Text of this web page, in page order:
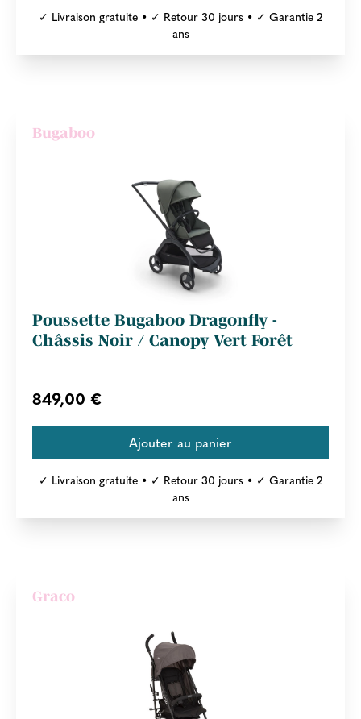
✓ Livraison gratuite • ✓ Retour 30 jours • ✓ Garantie 2
ans
Bugaboo
Poussette Bugaboo Dragonfly -
Châssis Noir / Canopy Vert Forêt
849,00 €
✓ Livraison gratuite • ✓ Retour 30 jours • ✓ Garantie 2
ans
Graco